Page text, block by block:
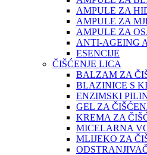
AMPULE ZA
AMPULE ZA
AMPULE ZA
ANTI-AGEING
ESENCIJE
ČIŠĆENJE LICA
BALZAM ZA
BLAZINICE S
ENZIMSKI
GEL ZA
KREMA ZA
MICELARNA
MLIJEKO ZA